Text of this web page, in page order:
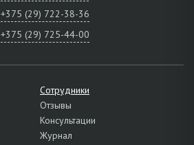
+375 (29) 722-38-36
+375 (29) 725-44-00
Сотрудники
Отзывы
Консультации
Журнал